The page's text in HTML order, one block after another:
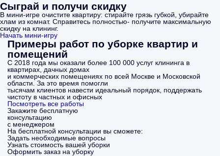
Сыграй и получи скидку
В мини-игре очистите квартиру: стирайте грязь губкой, убирайте
хлам из комнат. Справитесь полностью- получите максимальную
скидку на клининг.
Начать мини-игру
Примеры работ по уборке квартир и
помещений
С 2018 года мы оказали более 100 000 услуг клининга в
квартирах, дачных домах
и коммерческих помещениях по всей Москве и Московской
области. За это время помогли
тысячам клиентов навести идеальный порядок, поддержать
чистоту в частных и офисных
Посмотреть все работы
Закажите бесплатную
консультацию
с менеджером
На бесплатной консультации вы сможете:
Задать необходимые вопросы
Узнать стоимость вашей уборки
Оформить заказ на уборку